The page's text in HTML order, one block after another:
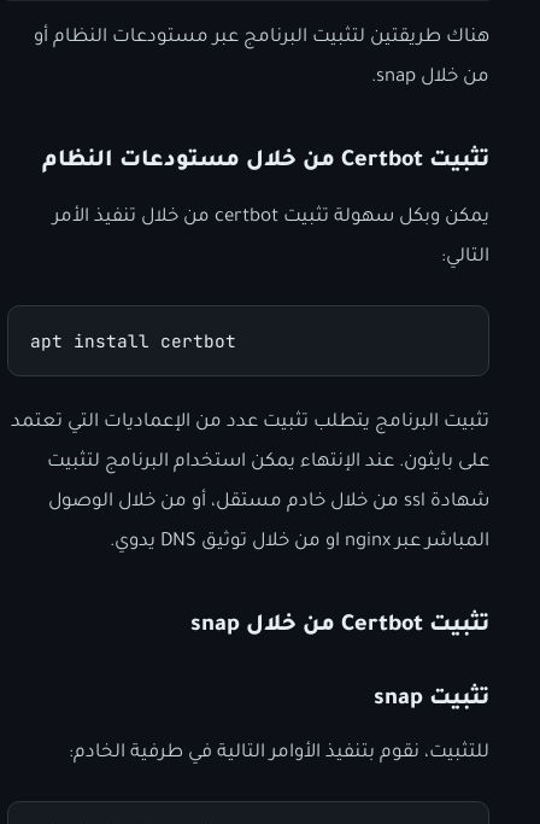
هناك طريقتين لتثبيت البرنامج عبر مستودعات النظام أو
من خلال snap.
تثبيت Certbot من خلال مستودعات النظام
يمكن وبكل سهولة تثبيت certbot من خلال تنفيذ الأمر
التالي:
apt install certbot
تثبيت البرنامج يتطلب تثبيت عدد من الإعماديات التي تعتمد
على بايثون. عند الإنتهاء يمكن استخدام البرنامج لتثبيت
شهادة ssl من خلال خادم مستقل، أو من خلال الوصول
المباشر عبر nginx او من خلال توثيق DNS يدوي.
تثبيت Certbot من خلال snap
تثبيت snap
للتثبيت، نقوم بتنفيذ الأوامر التالية في طرفية الخادم: